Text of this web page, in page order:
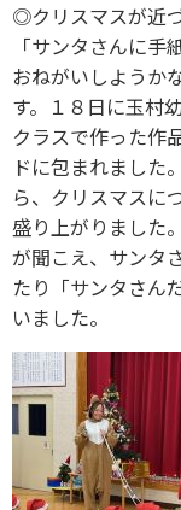
◎クリスマスが近
「サンタさんに
おねがいしようか
す。１８日に玉村
クラスで作った作
ドに包まれました
ら、クリスマスに
盛り上がりました
が聞こえ、サンタ
たり「サンタさん
いました。